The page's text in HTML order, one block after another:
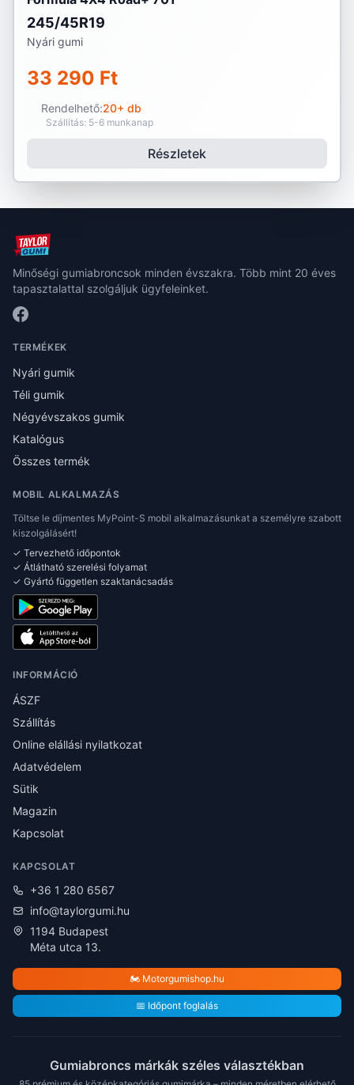
245/45R19
Nyári gumi
33 290 Ft
Rendelhető:20+ db
Szállítás: 5-6 munkanap
Részletek
Minőségi gumiabroncsok minden évszakra. Több mint 20 éves
tapasztalattal szolgáljuk ügyfeleinket.
TERMÉKEK
Nyári gumik
Téli gumik
Négyévszakos gumik
Katalógus
Összes termék
MOBIL ALKALMAZÁS
Töltse le díjmentes MyPoint-S mobil alkalmazásunkat a személyre szabott
kiszolgálásért!
✓ Tervezhető időpontok
✓ Átlátható szerelési folyamat
✓ Gyártó független szaktanácsadás
INFORMÁCIÓ
ÁSZF
Szállítás
Online elállási nyilatkozat
Adatvédelem
Sütik
Magazin
Kapcsolat
KAPCSOLAT
+36 1 280 6567
info@taylorgumi.hu
1194 Budapest
Méta utca 13.
🏍️ Motorgumishop.hu
📅 Időpont foglalás
Gumiabroncs márkák széles választékban